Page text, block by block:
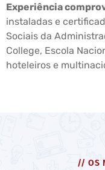
Experiência
instaladas e
Sociais da
College, Escola
hoteleiros e
// OS